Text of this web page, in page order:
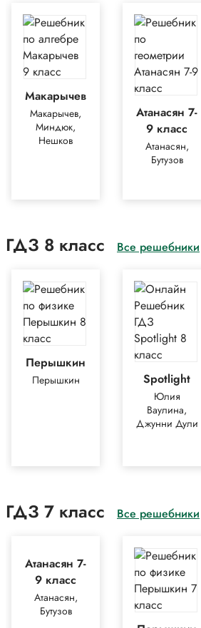
Макарычев
Макарычев,
Миндюк,
Нешков
Атанасян 7-
9 класс
Атанасян,
Бутузов
ГДЗ 8 класс Все решебники
Перышкин
Перышкин Spotlight
Юлия
Ваулина,
Джунни Дули
ГДЗ 7 класс Все решебники
Атанасян 7-
9 класс
Атанасян,
Бутузов